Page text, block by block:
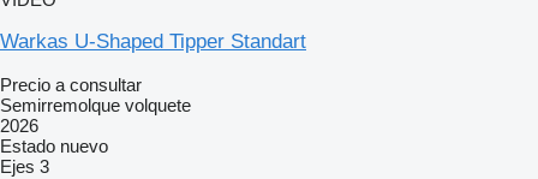
Warkas U-Shaped Tipper Standart
Precio a consultar
Semirremolque volquete
2026
Estado nuevo
Ejes 3